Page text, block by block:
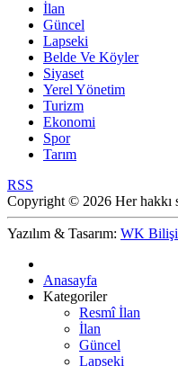
İlan
Güncel
Lapseki
Belde Ve Köyler
Siyaset
Yerel Yönetim
Turizm
Ekonomi
Spor
Tarım
RSS
Copyright © 2026 Her hakkı
Yazılım & Tasarım: WK
Anasayfa
Kategoriler
Resmî İlan
İlan
Güncel
Lapseki